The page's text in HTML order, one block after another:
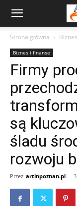
Strona główna
Biznes i finanse
Firmy
są
śladu
rozwoju
Przez artinpoznan.pl -